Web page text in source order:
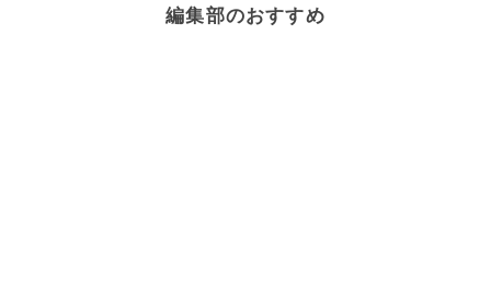
編集部のおすすめ